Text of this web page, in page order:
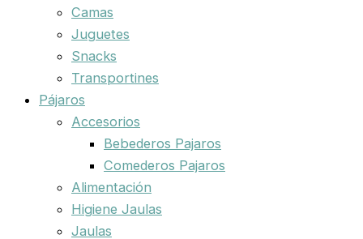
Camas
Juguetes
Snacks
Transportines
Pájaros
Accesorios
Bebederos Pajaros
Comederos Pajaros
Alimentación
Higiene Jaulas
Jaulas